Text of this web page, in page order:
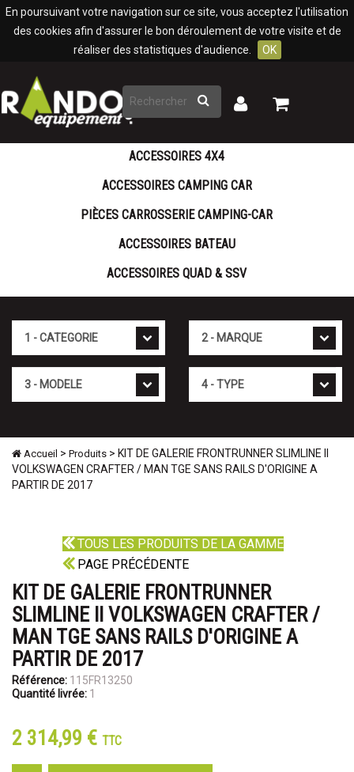
En poursuivant votre navigation sur ce site, vous acceptez l'utilisation
des cookies afin d'assurer le bon déroulement de votre visite et de
réaliser des statistiques d'audience.
OK
Rechercher
Mon
Mon
ACCESSOIRES 4X4
ACCESSOIRES CAMPING CAR
PIÈCES CARROSSERIE CAMPING-CAR
ACCESSOIRES BATEAU
ACCESSOIRES QUAD & SSV
Accueil > Produits > KIT DE GALERIE FRONTRUNNER SLIMLINE II
VOLKSWAGEN CRAFTER / MAN TGE SANS RAILS D'ORIGINE A
PARTIR DE 2017
TOUS LES PRODUITS DE LA GAMME
PAGE PRÉCÉDENTE
KIT DE GALERIE FRONTRUNNER
SLIMLINE II VOLKSWAGEN CRAFTER /
MAN TGE SANS RAILS D'ORIGINE A
PARTIR DE 2017
Référence: 115FR13250
Quantité livrée: 1
2 314,99 € TTC
Panneau de gestion des cookies